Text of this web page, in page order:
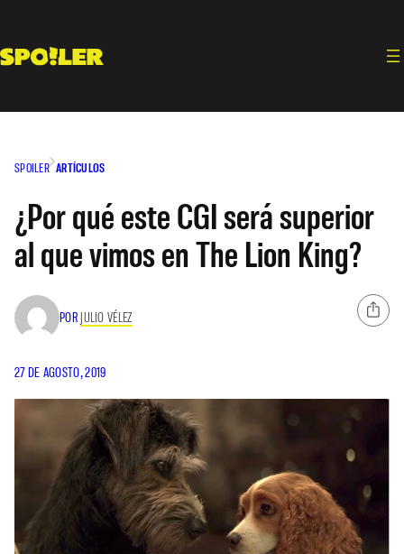
contenido
SPOILER ARTÍCULOS
¿Por qué este CGI será superior
al que vimos en The Lion King?
POR JULIO VÉLEZ
27 DE AGOSTO, 2019